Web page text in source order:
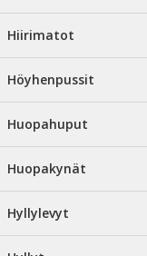
Hiirimatot
Höyhenpussit
Huopahuput
Huopakynät
Hyllylevyt